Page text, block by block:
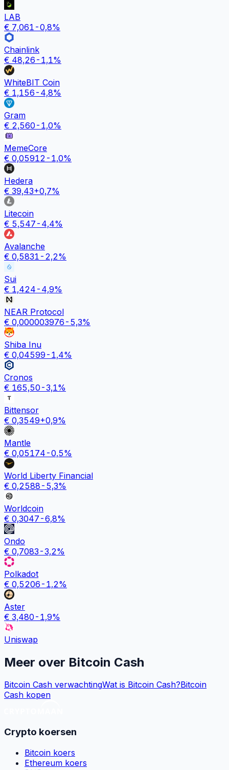
LAB
€ 7,061 -0,8%
Chainlink
€ 48,26 -1,1%
WhiteBIT Coin
€ 1,156 -4,8%
Gram
€ 2,560 -1,0%
MemeCore
€ 0,05912 -1,0%
Hedera
€ 39,43+0,7%
Litecoin
€ 5,547 -4,4%
Avalanche
€ 0,5831 -2,2%
Sui
€ 1,424 -4,9%
NEAR Protocol
€ 0,000003976 -5,3%
Shiba Inu
€ 0,04599 -1,4%
Cronos
€ 165,50 -3,1%
Bittensor
€ 0,3549+0,9%
Mantle
€ 0,05174 -0,5%
World Liberty Financial
€ 0,2588 -5,3%
Worldcoin
€ 0,3047 -6,8%
Ondo
€ 0,7083 -3,2%
Polkadot
€ 0,5206 -1,2%
Aster
€ 3,480 -1,9%
Uniswap
Meer over Bitcoin Cash
Bitcoin Cash verwachtingWat is Bitcoin Cash?Bitcoin
Cash kopen
Crypto koersen
Bitcoin koers
Ethereum koers